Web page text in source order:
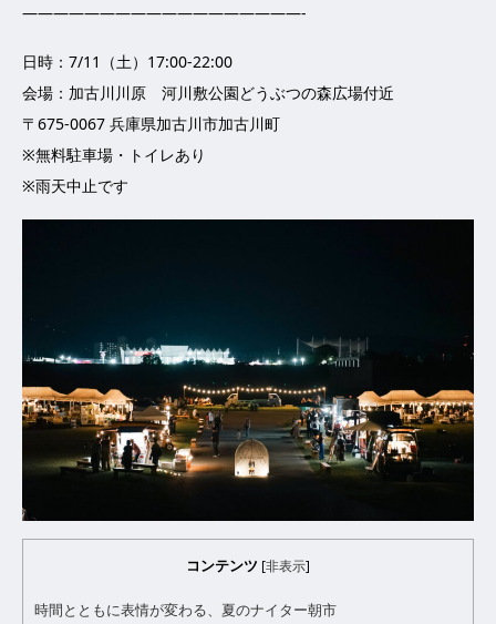
——————————————————-
日時：7/11（土）17:00-22:00
会場：加古川川原 河川敷公園どうぶつの森広場付近
〒675-0067 兵庫県加古川市加古川町
※無料駐車場・トイレあり
※雨天中止です
コンテンツ [非表示]
時間とともに表情が変わる、夏のナイター朝市